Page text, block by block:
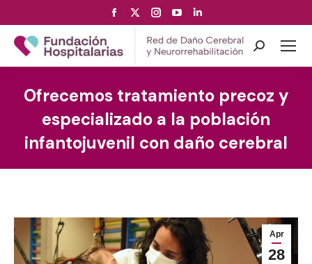
Facebook
page
opens
in
window
page
opens
in
window
Instagram
page
opens
in
window
YouTube
page
opens
in
window
page
opens
in
window
Search:
Ofrecemos tratamiento precoz y
especializado a la población
infantojuvenil con daño cerebral
Apr
28